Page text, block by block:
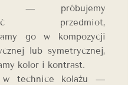
— próbujemy
przedmiot,
go w kompozycji
lub symetrycznej,
kolor i kontrast.
w technice kolażu —